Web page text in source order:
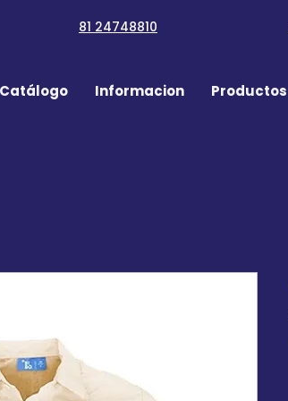
81 24748810
Catálogo Informacion Productos